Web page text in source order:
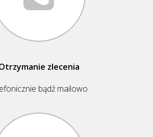
zlecenia
bądź mailowo